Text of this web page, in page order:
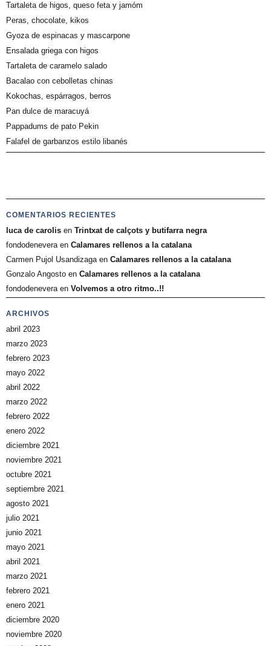
Tartaleta de higos, queso feta y jamóm
Peras, chocolate, kikos
Gyoza de espinacas y mascarpone
Ensalada griega con higos
Tartaleta de caramelo salado
Bacalao con cebolletas chinas
Kokochas, espárragos, berros
Pan dulce de maracuyá
Pappadums de pato Pekin
Falafel de garbanzos estilo libanés
COMENTARIOS RECIENTES
luca de carolis en Trintxat de calçots y butifarra negra
fondodeneveraen Calamares rellenos a la catalana
Carmen Pujol Usandizagaen Calamares rellenos a la catalana
Gonzalo Angosto en Calamares rellenos a la catalana
fondodeneveraen Volvemos a otro ritmo..!!
ARCHIVOS
abril 2023
marzo 2023
febrero 2023
mayo 2022
abril 2022
marzo 2022
febrero 2022
enero 2022
diciembre 2021
noviembre 2021
octubre 2021
septiembre 2021
agosto 2021
julio 2021
junio 2021
mayo 2021
abril 2021
marzo 2021
febrero 2021
enero 2021
diciembre 2020
noviembre 2020